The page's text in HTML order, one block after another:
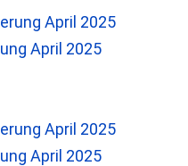
April 2025
April 2025